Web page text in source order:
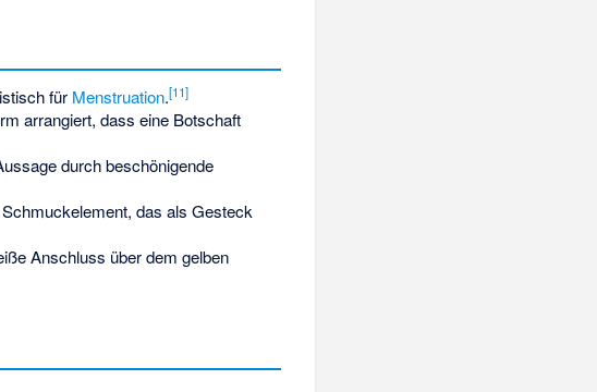
für Menstruation.[11]
arrangiert, dass eine Botschaft
durch beschönigende
das als Gesteck
Anschluss über dem gelben